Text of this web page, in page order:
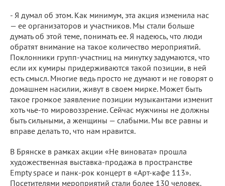
- Я думал об этом. Как минимум, эта акция изменила нас
— ее организаторов и участников. Мы стали больше
думать об этой теме, понимать ее. Я надеюсь, что люди
обратят внимание на такое количество мероприятий.
Поклонники групп-участниц на минутку задумаются, что
если их кумиры придерживаются такой позиции, в ней
есть смысл. Многие ведь просто не думают и не говорят о
домашнем насилии, живут в своем мирке. Может быть
такое громкое заявление позиции музыкантами изменит
хоть чье-то мировоззрение. Сейчас мужчины не должны
быть сильными, а женщины — слабыми. Мы все равны и
вправе делать то, что нам нравится.
В Брянске в рамках акции «Не виновата» прошла
художественная выставка-продажа в пространстве
Empty space и панк-рок концерт в «Арт-кафе 113».
Посетителями мероприятий стали более 130 человек.